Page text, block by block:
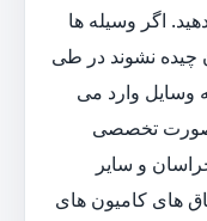
اگر وسیله ها
چیده نشوند در طی
وسایل وارد می
صورت تخصصی
و سایر
های کامیون های